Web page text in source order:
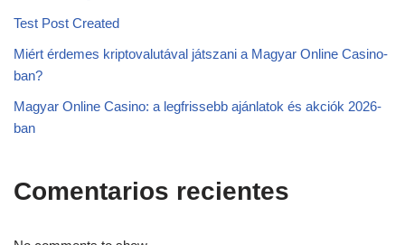
Test Post Created
Miért érdemes kriptovalutával játszani a Magyar Online Casino-
ban?
Magyar Online Casino: a legfrissebb ajánlatok és akciók 2026-
ban
Comentarios recientes